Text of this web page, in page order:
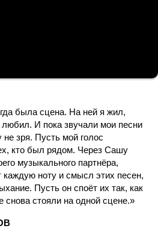
была сцена. На ней я жил,
И пока звучали мои песни
зря. Пусть мой голос
кто был рядом. Через Сашу
музыкального партнёра,
каждую ноту и смысл этих песен,
Пусть он споёт их так, как
стояли на одной сцене.»